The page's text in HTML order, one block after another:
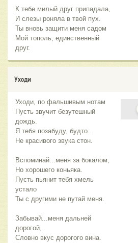
К тебе милый друг припадала,
И слезы роняла в твой пух.
Ты вновь защити меня садом
Мой тополь, единственный
друг.
Уходи
Уходи, по фальшивым нотам
Пусть звучит безутешный
дождь.
Я тебя позабуду, будто...
Не красивого звука стон.
Вспоминай...меня за бокалом,
Но хорошего коньяка.
Пусть пьянит тебя хмель
устало
Ты с другими не путай меня.
Забывай...меня дальней
дорогой,
Словно вкус дорогого вина.